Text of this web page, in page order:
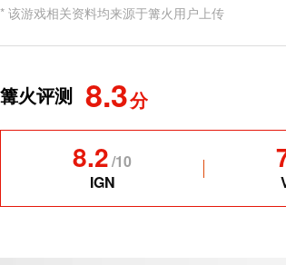
* 该游戏相关资料均来源于篝火用户上传
篝火评测 8.3分
8.2/10
IGN